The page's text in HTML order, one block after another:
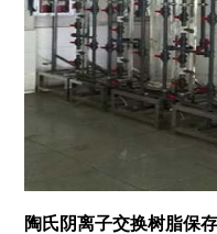
陶氏阴离子交换树脂保